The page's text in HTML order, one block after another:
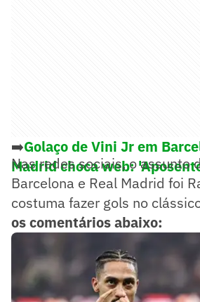
➡️Golaço de Vini Jr em
Madrid choca web:
Nas redes sociais, o assunto
Barcelona e Real Madrid foi
costuma fazer gols no
os comentários abaixo: